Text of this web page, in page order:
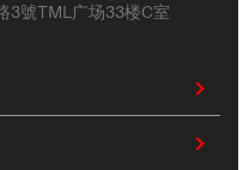
3號TML广场33楼C室